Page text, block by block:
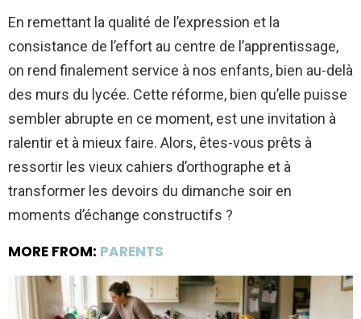
En remettant la qualité de l’expression et la
consistance de l’effort au centre de l’apprentissage,
on rend finalement service à nos enfants, bien au-delà
des murs du lycée. Cette réforme, bien qu’elle puisse
sembler abrupte en ce moment, est une invitation à
ralentir et à mieux faire. Alors, êtes-vous prêts à
ressortir les vieux cahiers d’orthographe et à
transformer les devoirs du dimanche soir en
moments d’échange constructifs ?
MORE FROM: PARENTS